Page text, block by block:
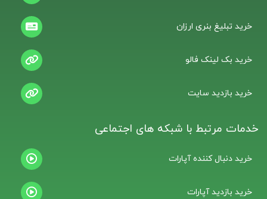
خرید تبلیغ بنری ارزان
خرید بک لینک فالو
خرید بازدید سایت
خدمات مرتبط با شبکه های اجتماعی
خرید دنبال کننده آپارات
خرید بازدید آپارات